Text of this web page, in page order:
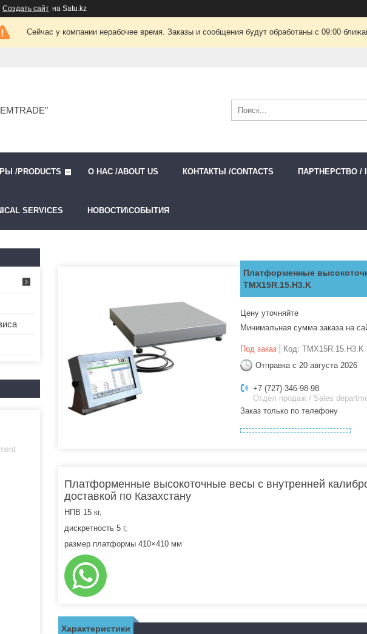
Создать сайт на Satu.kz
Сейчас у компании нерабочее время. Заказы и сообщения будут обработаны с 09:00
/PRODUCTS О НАС /ABOUT US КОНТАКТЫ /CONTACTS ПАРТНЕРСТВО /
SERVICES НОВОСТИ\СОБЫТИЯ
Платформенные
TMX15R.15.H3.K
Цену уточняйте
Минимальная сумма заказа на
Под заказ Код: TMX15R.15.H3.K
Отправка с 20 августа 2026
+7 (727) 346-98-98
Отдел продаж / Sales
Заказ только по телефону
Платформенные высокоточные весы с внутренней
доставкой по Казахстану
НПВ 15 кг,
дискретность 5 г,
размер платформы 410×410 мм
Характеристики